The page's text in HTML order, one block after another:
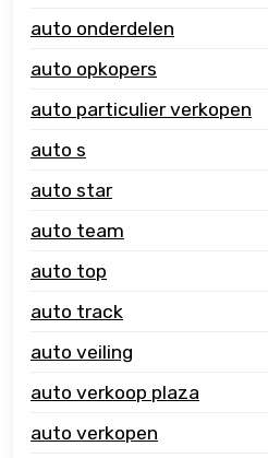
auto onderdelen
auto opkopers
auto particulier verkopen
auto s
auto star
auto team
auto top
auto track
auto veiling
auto verkoop plaza
auto verkopen